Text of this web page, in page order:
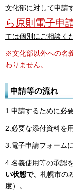
文化部に対して申請
ら原則電子申
ては個別にご相談く
※文化部以外への名
わりません。
申請等の流れ
1.申請するために必
2.必要な添付資料を
3.電子申請フォーム
4.名義使用等の承認
い状態で、 札幌市の
度）。